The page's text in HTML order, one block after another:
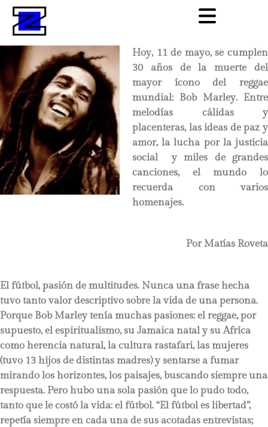
Hoy, 11 de mayo, se cumplen
30 años de la muerte del
mayor ícono del reggae
mundial: Bob Marley. Entre
melodías cálidas y
placenteras, las ideas de paz y
amor, la lucha por la justicia
social y miles de grandes
canciones, el mundo lo
recuerda con varios
homenajes.
Por Matías Roveta
El fútbol, pasión de multitudes. Nunca una frase hecha
tuvo tanto valor descriptivo sobre la vida de una persona.
Porque Bob Marley tenía muchas pasiones: el reggae, por
supuesto, el espiritualismo, su Jamaica natal y su Afríca
como herencia natural, la cultura rastafari, las mujeres
(tuvo 13 hijos de distintas madres) y sentarse a fumar
mirando los horizontes, los paisajes, buscando siempre una
respuesta. Pero hubo una sola pasión que lo pudo todo,
tanto que le costó la vida: el fútbol. “El fútbol es libertad”,
repetía siempre en cada una de sus acotadas entrevistas;